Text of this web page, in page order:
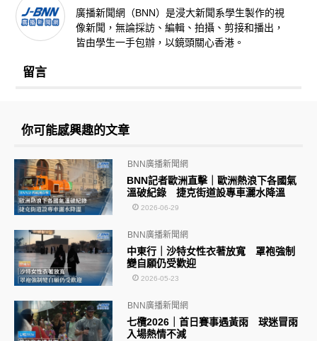
廣播新聞網（BNN）是浸大新聞系學生製作的視
像新聞，無論採訪、編輯、拍攝、剪接和播出，
皆由學生一手包辦，以鏡頭關心香港。
留言
你可能感興趣的文章
BNN記者歐洲直擊｜歐洲熱浪下各國氣
溫破紀錄 捷克街道設專車灑水降溫
BNN廣播新聞網
2026-06-29
中東行｜沙特女性衣著放寬 罩袍強制
變自願仍受歡迎
BNN廣播新聞網
2026-05-23
七欖2026｜首日賽事遇黃雨 球迷冒雨
入場熱情不減
BNN廣播新聞網